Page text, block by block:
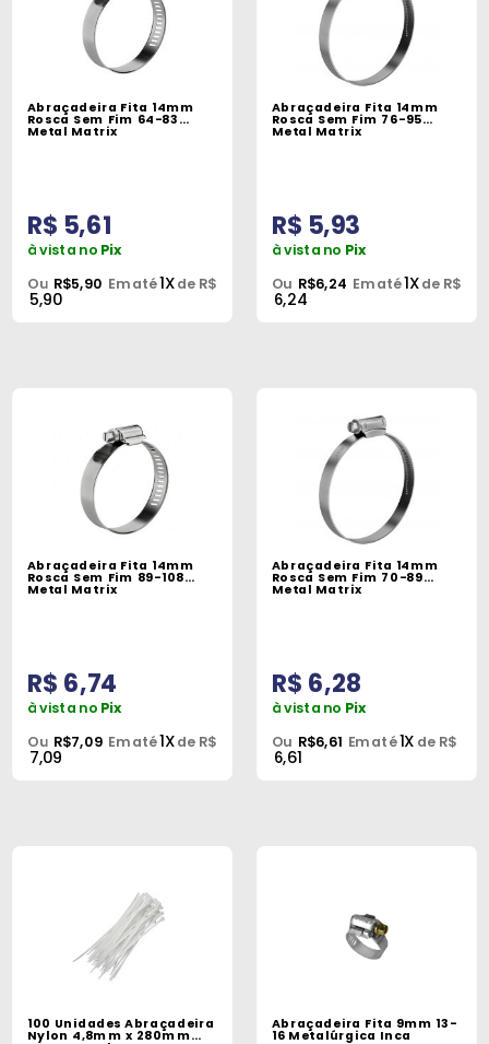
Abraçadeira Fita 14mm
Rosca Sem Fim 64-83
Metal Matrix
R$ 5,61
à vista no Pix
Ou R$5,90 Em até1Xde R$
5,90
Abraçadeira Fita 14mm
Rosca Sem Fim 76-95
Metal Matrix
R$ 5,93
à vista no Pix
Ou R$6,24 Em até1Xde R$
6,24
Abraçadeira Fita 14mm
Rosca Sem Fim 89-108
Metal Matrix
R$ 6,74
à vista no Pix
Ou R$7,09 Em até1Xde R$
7,09
Abraçadeira Fita 14mm
Rosca Sem Fim 70-89
Metal Matrix
R$ 6,28
à vista no Pix
Ou R$6,61 Em até1X de R$
6,61
100 Unidades Abraçadeira
Nylon 4,8mm x 280mm
Abraçadeira Fita 9mm 13-
16 Metalúrgica Inca